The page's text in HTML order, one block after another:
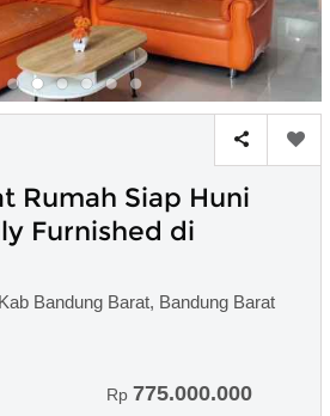
Rumah Siap Huni
Furnished di
Bandung Barat, Bandung Barat
Rp 775.000.000